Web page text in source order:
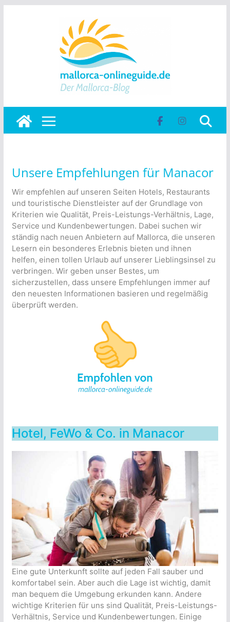
Unsere Empfehlungen für Manacor
Wir empfehlen auf unseren Seiten Hotels, Restaurants
und touristische Dienstleister auf der Grundlage von
Kriterien wie Qualität, Preis-Leistungs-Verhältnis, Lage,
Service und Kundenbewertungen. Dabei suchen wir
ständig nach neuen Anbietern auf Mallorca, die unseren
Lesern ein besonderes Erlebnis bieten und ihnen
helfen, einen tollen Urlaub auf unserer Lieblingsinsel zu
verbringen. Wir geben unser Bestes, um
sicherzustellen, dass unsere Empfehlungen immer auf
den neuesten Informationen basieren und regelmäßig
überprüft werden.
Hotel, FeWo & Co. in Manacor
Eine gute Unterkunft sollte auf jeden Fall sauber und
komfortabel sein. Aber auch die Lage ist wichtig, damit
man bequem die Umgebung erkunden kann. Andere
wichtige Kriterien für uns sind Qualität, Preis-Leistungs-
Verhältnis, Service und Kundenbewertungen. Einige